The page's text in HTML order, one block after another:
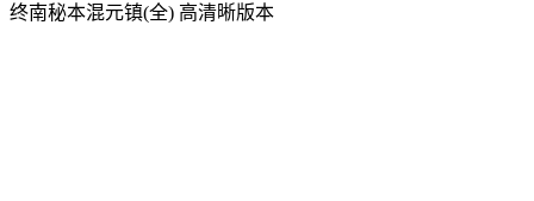
终南秘本混元镇(全) 高清晰版本